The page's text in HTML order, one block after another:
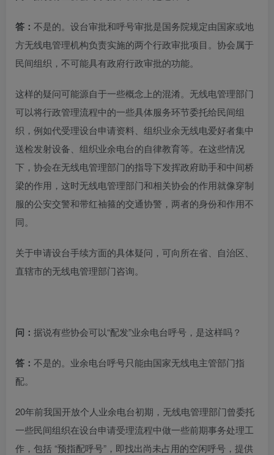
答： 不是的。设台审批和呼号审批是国务院规定由国家或地
方无线电管理机构负责实施的两个行政审批项目。协会属于
民间组织，不可能具有政府行政审批的功能。
这样的疑问可能源自于一些概念上的混淆。无线电管理部门
可以将行政管理流程中的一些具体服务环节委托给民间组
织，例如代受理设台申请资料、组织业余无线电爱好者集中
送检发射设备、组织业余电台的自律教育等。在这些情况
下，协会在无线电管理部门的指导下发挥政府助手和中间桥
梁的作用，这时无线电管理部门和相关协会的作用就像穿制
服的公安交警和带红袖箍的交通协警，两者的身份和作用不
同。
关于申请设台手续方面的具体疑问，可向所在省、自治区、
直辖市的无线电管理部门咨询。
问： 据说有些协会可以“配发”业余电台呼号，是这样吗？
答： 不是的。业余电台呼号只能由国家无线电主管部门指
配。
20年前我国开放个人业余电台初期，无线电管理部门曾委托
一些民间组织在设台申请受理流程中做一些前期事务处理工
作，包括 “预指配呼号”，即找出尚未占用的空闲呼号，提供